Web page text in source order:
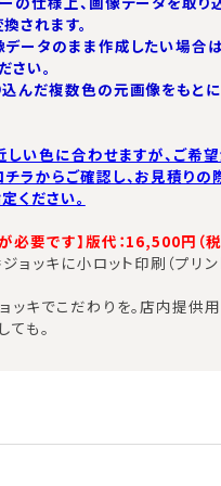
されます。
ータのまま作成したい場合
さい。
んだ複数色の元画像をもと
い色に合わせますが、ご希
ラからご確認し、お見積りの
ください。
要です】版代：16,500円（税
ョッキに小ロット印刷（プリン
ッキでこだわりを。店内提供
ても。